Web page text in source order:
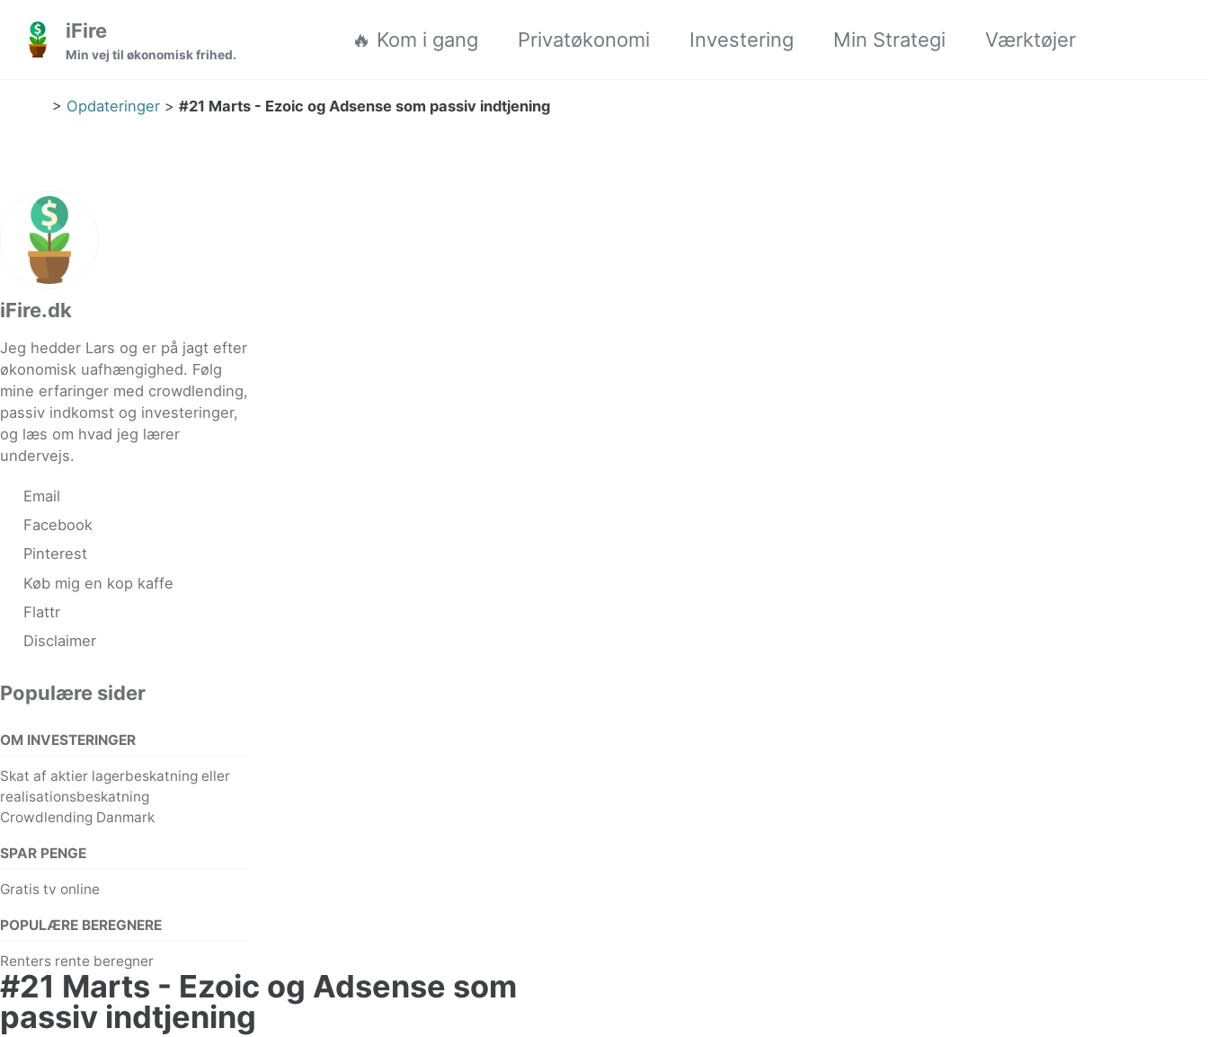
iFire
Min vej til økonomisk frihed.
🔥 Kom i gang Privatøkonomi Investering Min Strategi Værktøjer
> Opdateringer > #21 Marts - Ezoic og Adsense som passiv indtjening
iFire.dk
Jeg hedder Lars og er på jagt efter
økonomisk uafhængighed. Følg
mine erfaringer med crowdlending,
passiv indkomst og investeringer,
og læs om hvad jeg lærer
undervejs.
Email
Facebook
Pinterest
Køb mig en kop kaffe
Flattr
Disclaimer
Populære sider
OM INVESTERINGER
Skat af aktier lagerbeskatning eller
realisationsbeskatning
Crowdlending Danmark
SPAR PENGE
Gratis tv online
POPULÆRE BEREGNERE
Renters rente beregner
#21 Marts - Ezoic og Adsense som
passiv indtjening